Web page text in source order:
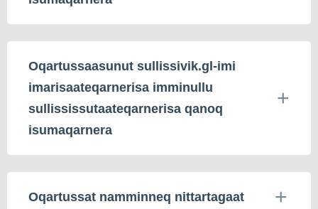
Oqartussaasunut sullissivik.gl-imi
imarisaateqarnerisa imminullu
sullississutaateqarnerisa qanoq
isumaqarnera
Oqartussat namminneq nittartagaat